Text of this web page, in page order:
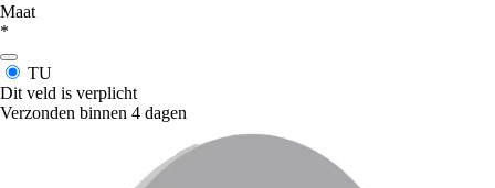
Maat
*
TU
Dit veld is verplicht
Verzonden binnen 4 dagen